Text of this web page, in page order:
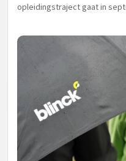
opleidingstraject gaat in